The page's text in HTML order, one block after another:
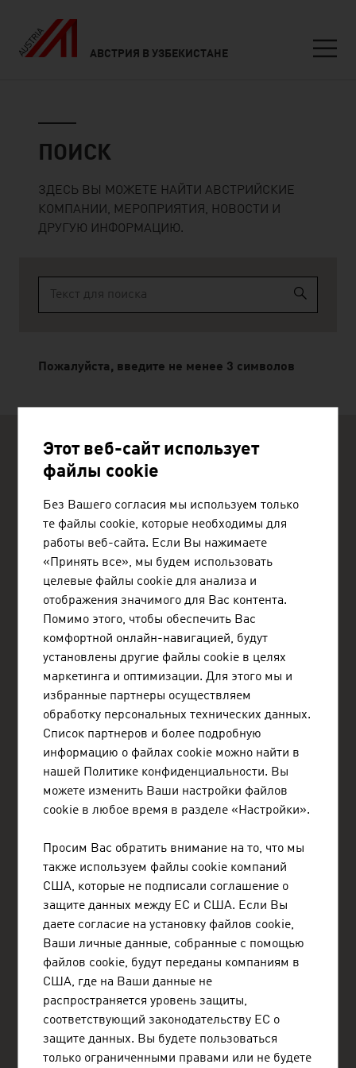
АВСТРИЯ В УЗБЕКИСТАНЕ
ПОИСК
ЗДЕСЬ ВЫ МОЖЕТЕ НАЙТИ АВСТРИЙСКИЕ
КОМПАНИИ, МЕРОПРИЯТИЯ, НОВОСТИ И
ДРУГУЮ ИНФОРМАЦИЮ.
Пожалуйста, введите не менее 3 символов
ADVANTAGE AUSTRIA Ташкент
Экономический отдел Посольства Австрии в Ташкенте
Бизнес-центр Trilliant, башня 1, офис 109
ул. Шахрисабз, д. 2, Юнусабадский район
100000 Ташкент
Узбекистан
+998 78 120 0430
tashkent@advantageaustria.org
www.advantageaustria.org/uz
FRESH VIEW
Получите эксклюзивную возможность
промышленности и австрийскими компаниями в
этих отраслях.
ADVANTAGE AUSTRIA насчитывает около 100 офисов в более
чем 70 странах мира и предоставляет австрийским компаниям
и их международным партнерам широкий спектр услуг для
развития бизнеса. В общей сложности около 800 сотрудников
по всему миру помогут Вам найти поставщиков и деловых
партнеров в Австрии. Ежегодно мы организуем около 800
мероприятий, направленных на установление деловых
контактов. Спектр услуг ADVANTAGE AUSTRIA включает
поддержку австрийских компаний в поиске импортеров,
дистрибьюторов и торговых представителей, а также
предоставление подробной информации об Австрии как
площадке для ведения бизнеса и помощь в выходе на
австрийский рынок.
Этот веб-сайт использует
файлы cookie
Без Вашего согласия мы используем только
те файлы cookie, которые необходимы для
работы веб-сайта. Если Вы нажимаете
«Принять все», мы будем использовать
целевые файлы cookie для анализа и
отображения значимого для Вас контента.
Помимо этого, чтобы обеспечить Вас
комфортной онлайн-навигацией, будут
установлены другие файлы cookie в целях
маркетинга и оптимизации. Для этого мы и
избранные партнеры осуществляем
обработку персональных технических данных.
Список партнеров и более подробную
информацию о файлах cookie можно найти в
нашей Политике конфиденциальности. Вы
можете изменить Ваши настройки файлов
cookie в любое время в разделе «Настройки».
Просим Вас обратить внимание на то, что мы
также используем файлы cookie компаний
США, которые не подписали соглашение о
защите данных между ЕС и США. Если Вы
даете согласие на установку файлов cookie,
Ваши личные данные, собранные с помощью
файлов cookie, будут переданы компаниям в
США, где на Ваши данные не
распространяется уровень защиты,
соответствующий законодательству ЕС о
защите данных. Вы будете пользоваться
только ограниченными правами или не будете